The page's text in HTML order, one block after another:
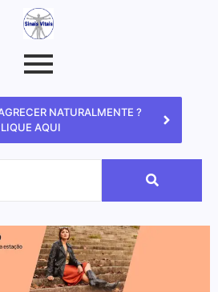
NATURALMENTE ?
AQUI